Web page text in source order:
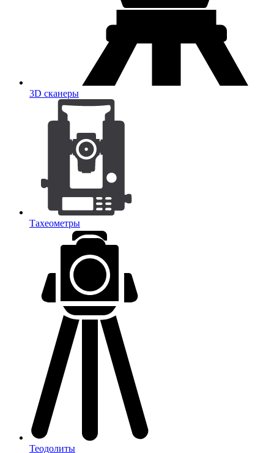
3D сканеры
Тахеометры
Теодолиты